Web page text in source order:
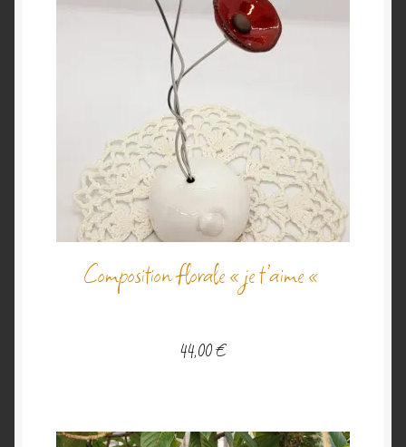
Composition florale « je t’aime «
44,00€